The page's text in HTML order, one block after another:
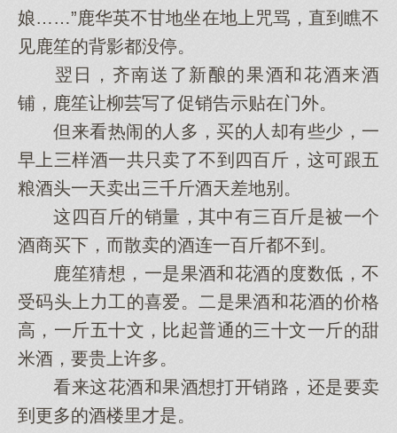
娘……”鹿华英不甘地坐在地上咒骂，直到瞧不
见鹿笙的背影都没停。
翌日，齐南送了新酿的果酒和花酒来酒
铺，鹿笙让柳芸写了促销告示贴在门外。
但来看热闹的人多，买的人却有些少，一
早上三样酒一共只卖了不到四百斤，这可跟五
粮酒头一天卖出三千斤酒天差地别。
这四百斤的销量，其中有三百斤是被一个
酒商买下，而散卖的酒连一百斤都不到。
鹿笙猜想，一是果酒和花酒的度数低，不
受码头上力工的喜爱。二是果酒和花酒的价格
高，一斤五十文，比起普通的三十文一斤的甜
米酒，要贵上许多。
看来这花酒和果酒想打开销路，还是要卖
到更多的酒楼里才是。